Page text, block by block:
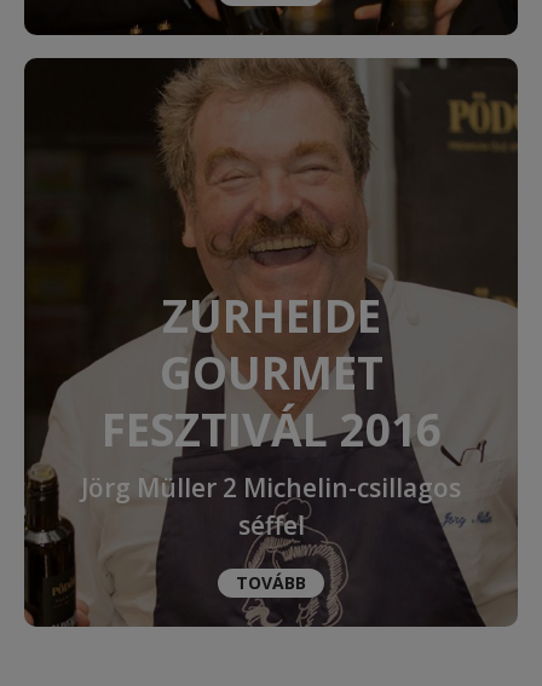
ZURHEIDE
GOURMET
FESZTIVÁL 2016
Jörg Müller 2 Michelin-csillagos
séffel
TOVÁBB